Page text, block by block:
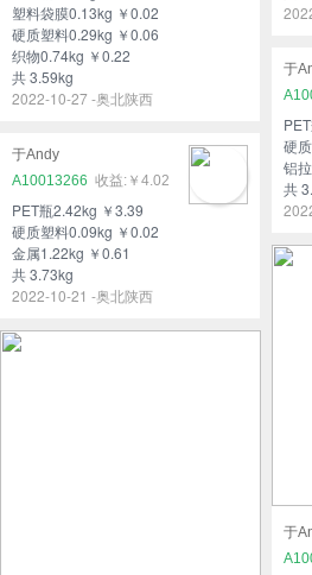
塑料袋膜0.13kg ￥0.02
硬质塑料0.29kg ￥0.06
织物0.74kg ￥0.22
共 3.59kg
2022-10-27 -奥北陕西
于
硬
铝
共
于Andy
A10013266
￥4.02
PET瓶2.42kg ￥3.39
硬质塑料0.09kg ￥0.02
金属1.22kg ￥0.61
共 3.73kg
2022-10-21 -奥北陕西
于